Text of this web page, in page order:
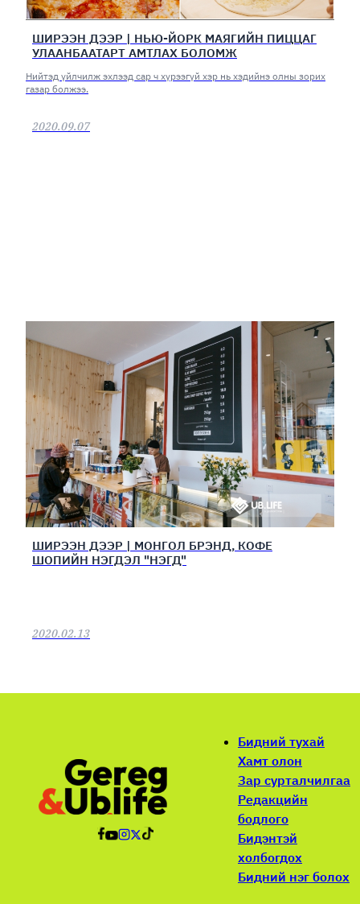
ШИРЭЭН ДЭЭР | НЬЮ-ЙОРК МАЯГИЙН ПИЦЦАГ
УЛААНБААТАРТ АМТЛАХ БОЛОМЖ
Нийтэд үйлчилж эхлээд сар ч хүрээгүй хэр нь хэдийнэ олны зорих
газар болжээ.
2020.09.07
ШИРЭЭН ДЭЭР | МОНГОЛ БРЭНД, КОФЕ
ШОПИЙН НЭГДЭЛ "НЭГД"
2020.02.13
Бидний тухай
Хамт олон
Зар сурталчилгаа
Редакцийн
бодлого
Бидэнтэй
холбогдох
Бидний нэг болох